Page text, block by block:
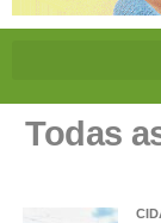
Todas